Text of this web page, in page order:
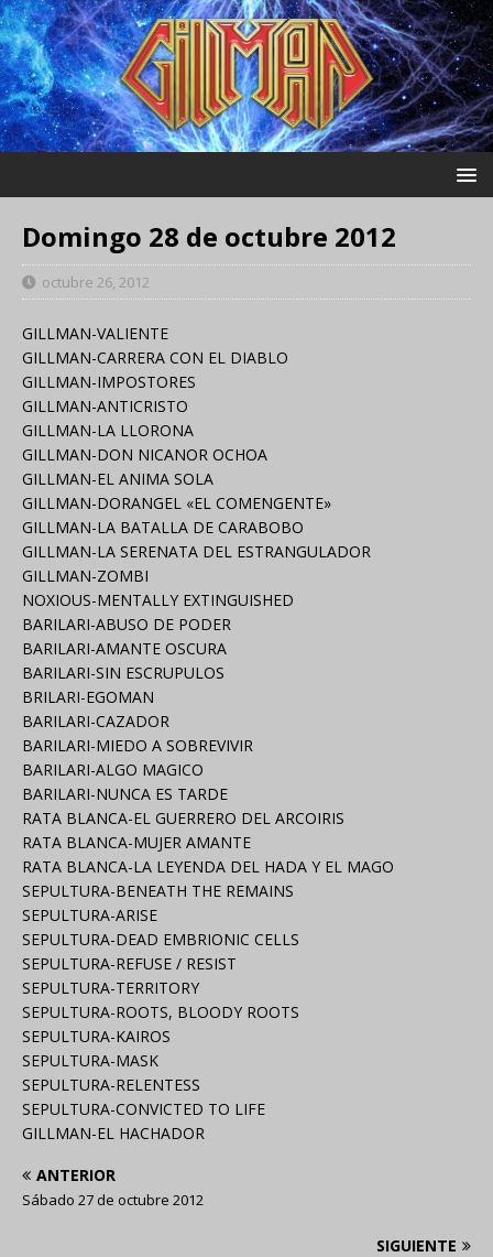
Domingo 28 de octubre 2012
octubre 26, 2012
GILLMAN-VALIENTE
GILLMAN-CARRERA CON EL DIABLO
GILLMAN-IMPOSTORES
GILLMAN-ANTICRISTO
GILLMAN-LA LLORONA
GILLMAN-DON NICANOR OCHOA
GILLMAN-EL ANIMA SOLA
GILLMAN-DORANGEL «EL COMENGENTE»
GILLMAN-LA BATALLA DE CARABOBO
GILLMAN-LA SERENATA DEL ESTRANGULADOR
GILLMAN-ZOMBI
NOXIOUS-MENTALLY EXTINGUISHED
BARILARI-ABUSO DE PODER
BARILARI-AMANTE OSCURA
BARILARI-SIN ESCRUPULOS
BRILARI-EGOMAN
BARILARI-CAZADOR
BARILARI-MIEDO A SOBREVIVIR
BARILARI-ALGO MAGICO
BARILARI-NUNCA ES TARDE
RATA BLANCA-EL GUERRERO DEL ARCOIRIS
RATA BLANCA-MUJER AMANTE
RATA BLANCA-LA LEYENDA DEL HADA Y EL MAGO
SEPULTURA-BENEATH THE REMAINS
SEPULTURA-ARISE
SEPULTURA-DEAD EMBRIONIC CELLS
SEPULTURA-REFUSE / RESIST
SEPULTURA-TERRITORY
SEPULTURA-ROOTS, BLOODY ROOTS
SEPULTURA-KAIROS
SEPULTURA-MASK
SEPULTURA-RELENTESS
SEPULTURA-CONVICTED TO LIFE
GILLMAN-EL HACHADOR
ANTERIOR
Sábado 27 de octubre 2012
SIGUIENTE